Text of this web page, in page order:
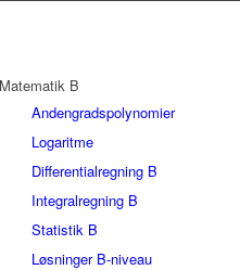
Matematik B
Andengradspolynomier
Logaritme
Differentialregning B
Integralregning B
Statistik B
Løsninger B-niveau